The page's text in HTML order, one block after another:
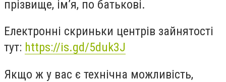
прізвище, ім’я, по батькові.
Електронні скриньки центрів зайнятості
тут: https://is.gd/5duk3J
Якщо ж у вас є технічна можливість,